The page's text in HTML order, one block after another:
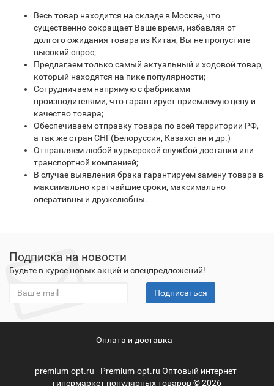
Весь товар находится на складе в Москве, что
существенно сокращает Ваше время, избавляя от
долгого ожидания товара из Китая, Вы не пропустите
высокий спрос;
Предлагаем только самый актуальный и ходовой товар,
который находятся на пике популярности;
Сотрудничаем напрямую с фабриками-
производителями, что гарантирует приемлемую цену и
качество товара;
Обеспечиваем отправку товара по всей территории РФ,
а так же стран СНГ(Белоруссия, Казахстан и др.)
Отправляем любой курьерской службой доставки или
транспортной компанией;
В случае выявления брака гарантируем замену товара в
максимально кратчайшие сроки, максимально
оперативны и дружелюбны.
Подписка на новости
Будьте в курсе новых акций и спецпредложений!
Подписаться
Оплата и доставка
premium-opt.ru - Premium-opt.ru Оптовый интернет-
гипермаркет популярных товаров © 2026